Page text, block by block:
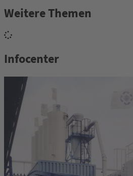
Weitere Themen
Infocenter